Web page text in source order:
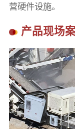
营硬件设施。
产品现场